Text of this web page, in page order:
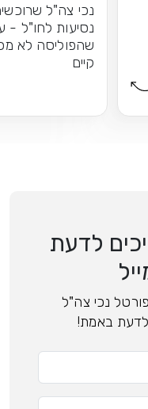
נכי צה"ל
נסיעות לחו"ל -
שהפוליסה לא
קיים
לדעת
נכי צה"ל
באמת!